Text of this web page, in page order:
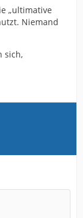
„ultimative
Niemand
sich,